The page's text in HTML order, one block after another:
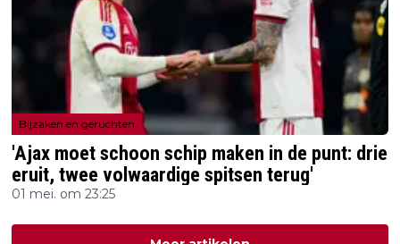
Bijzaken en geruchten
'Ajax moet schoon schip maken in de punt: drie
eruit, twee volwaardige spitsen terug'
01 mei. om 23:25